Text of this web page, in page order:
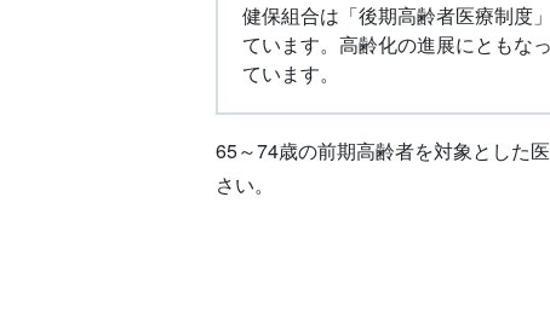
健保組合は「後期高齢者医療制度
ています。高齢化の進展にともな
ています。
65～74歳の前期高齢者を対象とした
さい。